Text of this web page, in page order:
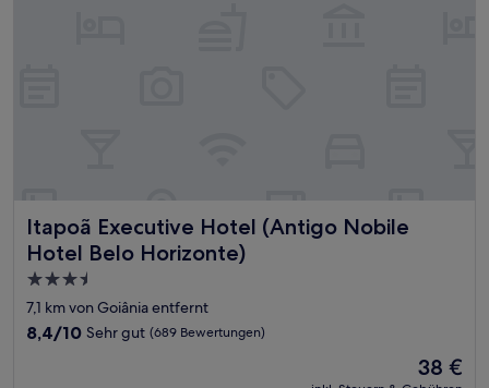
Itapoã Executive Hotel (Antigo Nobile
Hotel Belo Horizonte)
Itapoã Executive Hotel (Antigo Nobile Hotel Belo
3.5-
Sterne-
Unterkunft
7,1 km von Goiânia entfernt
8.4
8,4/10 Sehr gut (689 Bewertungen)
Der
Preis
38 €